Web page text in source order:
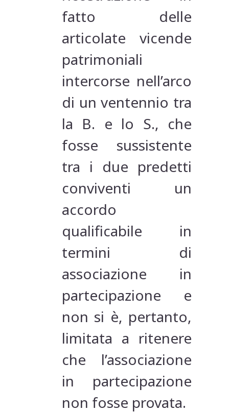
fatto delle
articolate vicende
patrimoniali
intercorse nell’arco
di un ventennio tra
la B. e lo S., che
fosse sussistente
tra i due predetti
conviventi un
accordo
qualificabile in
termini di
associazione in
partecipazione e
non si è, pertanto,
limitata a ritenere
che l’associazione
in partecipazione
non fosse provata.